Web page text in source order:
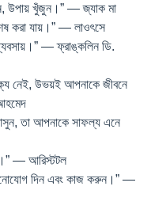
উপায় খুঁজুন।” — জ্যাক মা
করা যায়।” — লাওৎসে
— ফ্রাঙ্কলিন ডি.
নেই, উভয়ই আপনাকে জীবনে
তা আপনাকে সাফল্য এনে
— আরিস্টটল
দিন এবং কাজ করুন।” —